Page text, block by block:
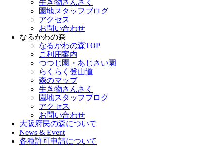
生き物さんさく
園地スタッフブログ
アクセス
お問い合わせ
なるかわの森
なるかわの森TOP
ご利用案内
つつじ園・あじさい園
らくらく登山道
森のマップ
生き物さんさく
園地スタッフブログ
アクセス
お問い合わせ
大阪府民の森について
News & Event
各種許可申請について